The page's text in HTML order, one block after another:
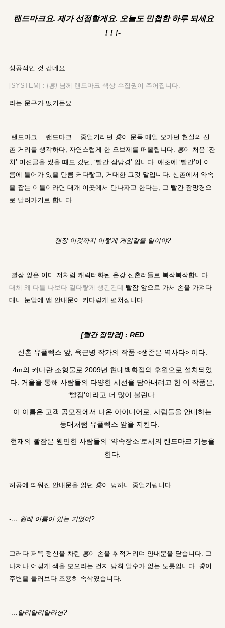
랜드마크요. 제가 선점할게요. 오늘도 민첩한 하루 되세요
! ! !-
성공적인 것 같네요.
[SYSTEM] : [홍] 님께 랜드마크 색상 수집권이 주어집니다.
라는 문구가 떴거든요.
랜드마크… 랜드마크… 중얼거리던 홍이 문득 매일 오가던 현실의 신
촌 거리를 생각하다, 자연스럽게 한 오브제를 떠올립니다. 홍이 처음 ‘잔
치’ 미션글을 썼을 때도 갔던, ‘빨간 잠망경’ 입니다. 애초에 ‘빨간’이 이
름에 들어가 있을 만큼 커다랗고, 거대한 그것 말입니다. 신촌에서 약속
을 잡는 이들이라면 대개 이곳에서 만나자고 한다는, 그 빨간 잠망경으
로 달려가기로 합니다.
젠장 이것까지 이렇게 게임같을 일이야?
빨잠 앞은 이미 저처럼 캐릭터화된 온갖 신촌러들로 복작복작합니다.
대체 왜 다들 나보다 길다랗게 생긴건데
빨잠 앞으로 가서 손을 가져다
대니 눈앞에 맵 안내문이 커다랗게 펼쳐집니다.
[빨간 잠망경] : RED
신촌 유플렉스 앞, 육근병 작가의 작품 <생존은 역사다> 이다.
4m의 커다란 조형물로 2009년 현대백화점의 후원으로 설치되었
다. 거울을 통해 사람들의 다양한 시선을 담아내려고 한 이 작품은,
‘빨잠’이라고 더 많이 불린다.
이 이름은 고객 공모전에서 나온 아이디어로, 사람들을 안내하는
등대처럼 유플렉스 앞을 지킨다.
현재의 빨잠은 웬만한 사람들의 ‘약속장소’로서의 랜드마크 기능을
한다.
허공에 띄워진 안내문을 읽던 홍이 멍하니 중얼거립니다.
-… 원래 이름이 있는 거였어?
그러다 퍼뜩 정신을 차린 홍이 손을 휘적거리며 안내문을 닫습니다. 그
나저나 어떻게 색을 모으라는 건지 당최 알수가 없는 노릇입니다. 홍이
주변을 둘러보다 조용히 속삭였습니다.
-…얄리얄리얄라셩?